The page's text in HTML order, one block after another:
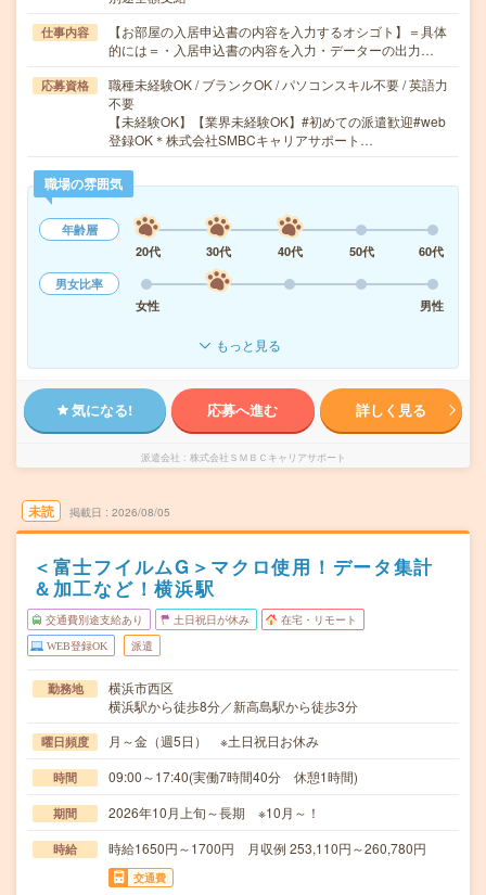
仕事内容
【お部屋の入居申込書の内容を入力するオシゴト】＝具体
的には＝・入居申込書の内容を入力・データーの出力…
応募資格
職種未経験OK / ブランクOK / パソコンスキル不要 / 英語力
不要
【未経験OK】【業界未経験OK】#初めての派遣歓迎#web
登録OK＊株式会社SMBCキャリアサポート…
職場の雰囲気
年齢層
20代
30代 40代 50代
60代
男女比率
女性
男性
もっと見る
気になる! 応募へ進む 詳しく見る
派遣会社 株式会社ＳＭＢＣキャリアサポート
未読 掲載日 2026/08/05
＜富士フイルムG＞マクロ使用！データ集計
＆加工など！横浜駅
交通費別途支給あり 土日祝日が休み 在宅・リモート
WEB登録OK 派遣
勤務地
横浜市西区
横浜駅から徒歩8分／新高島駅から徒歩3分
曜日頻度 月～金（週5日） ※土日祝日お休み
時間 09:00～17:40(実働7時間40分 休憩1時間)
期間 2026年10月上旬～長期 ※10月～！
時給 時給1650円～1700円 月収例 253,110円～260,780円
交通費